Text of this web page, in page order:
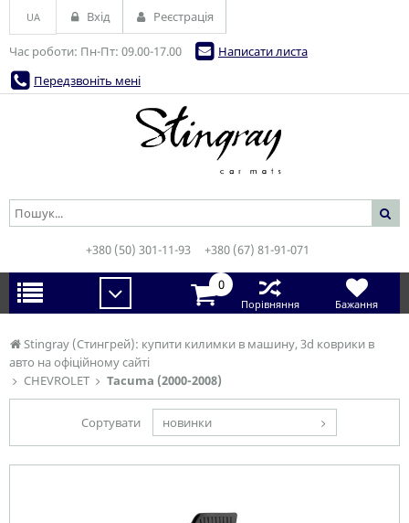
Stingray (Стингрей): купити килимки в машину, 3d коврики в
авто на офіційному сайті
CHEVROLET
Tacuma (2000-2008)
Сортувати новинки
Час роботи: Пн-Пт: 09.00-17.00
Написати листа
Передзвоніть мені
UA Вхід Реєстрація
+380 (50) 301-11-93 +380 (67) 81-91-071
0
Порівняння Бажання